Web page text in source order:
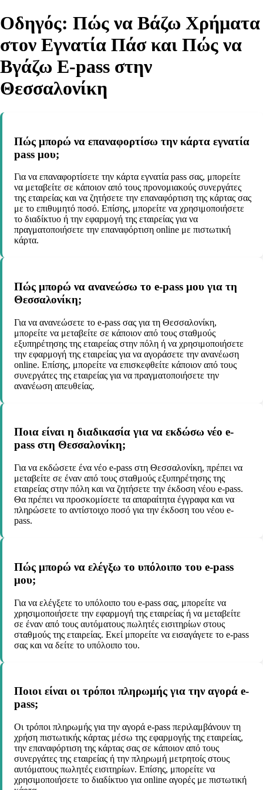
Οδηγός: Πώς να Βάζω Χρήματα
στον Εγνατία Πάσ και Πώς να
Βγάζω E-pass στην
Θεσσαλονίκη
Πώς μπορώ να επαναφορτίσω την κάρτα εγνατία
pass μου;
Για να επαναφορτίσετε την κάρτα εγνατία pass σας, μπορείτε
να μεταβείτε σε κάποιον από τους προνομιακούς συνεργάτες
της εταιρείας και να ζητήσετε την επαναφόρτιση της κάρτας σας
με το επιθυμητό ποσό. Επίσης, μπορείτε να χρησιμοποιήσετε
το διαδίκτυο ή την εφαρμογή της εταιρείας για να
πραγματοποιήσετε την επαναφόρτιση online με πιστωτική
κάρτα.
Πώς μπορώ να ανανεώσω το e-pass μου για τη
Θεσσαλονίκη;
Για να ανανεώσετε το e-pass σας για τη Θεσσαλονίκη,
μπορείτε να μεταβείτε σε κάποιον από τους σταθμούς
εξυπηρέτησης της εταιρείας στην πόλη ή να χρησιμοποιήσετε
την εφαρμογή της εταιρείας για να αγοράσετε την ανανέωση
online. Επίσης, μπορείτε να επισκεφθείτε κάποιον από τους
συνεργάτες της εταιρείας για να πραγματοποιήσετε την
ανανέωση απευθείας.
Ποια είναι η διαδικασία για να εκδώσω νέο e-
pass στη Θεσσαλονίκη;
Για να εκδώσετε ένα νέο e-pass στη Θεσσαλονίκη, πρέπει να
μεταβείτε σε έναν από τους σταθμούς εξυπηρέτησης της
εταιρείας στην πόλη και να ζητήσετε την έκδοση νέου e-pass.
Θα πρέπει να προσκομίσετε τα απαραίτητα έγγραφα και να
πληρώσετε το αντίστοιχο ποσό για την έκδοση του νέου e-
pass.
Πώς μπορώ να ελέγξω το υπόλοιπο του e-pass
μου;
Για να ελέγξετε το υπόλοιπο του e-pass σας, μπορείτε να
χρησιμοποιήσετε την εφαρμογή της εταιρείας ή να μεταβείτε
σε έναν από τους αυτόματους πωλητές εισιτηρίων στους
σταθμούς της εταιρείας. Εκεί μπορείτε να εισαγάγετε το e-pass
σας και να δείτε το υπόλοιπο του.
Ποιοι είναι οι τρόποι πληρωμής για την αγορά e-
pass;
Οι τρόποι πληρωμής για την αγορά e-pass περιλαμβάνουν τη
χρήση πιστωτικής κάρτας μέσω της εφαρμογής της εταιρείας,
την επαναφόρτιση της κάρτας σας σε κάποιον από τους
συνεργάτες της εταιρείας ή την πληρωμή μετρητοίς στους
αυτόματους πωλητές εισιτηρίων. Επίσης, μπορείτε να
χρησιμοποιήσετε το διαδίκτυο για online αγορές με πιστωτική